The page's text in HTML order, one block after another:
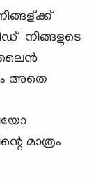
നിങ്ങളുടെ
അതെ
മാത്രം